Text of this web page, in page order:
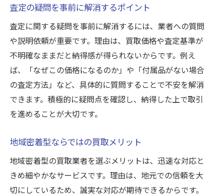
査定の疑問を事前に解消するポイント
査定に関する疑問を事前に解消するには、業者への質問
や説明依頼が重要です。理由は、買取価格や査定基準が
不明確なままだと納得感が得られないからです。例え
ば、「なぜこの価格になるのか」や「付属品がない場合
の査定方法」など、具体的に質問することで不安を解消
できます。積極的に疑問点を確認し、納得した上で取引
を進めることが大切です。
地域密着型ならではの買取メリット
地域密着型の買取業者を選ぶメリットは、迅速な対応と
きめ細やかなサービスです。理由は、地元での信頼を大
切にしているため、誠実な対応が期待できるからです。